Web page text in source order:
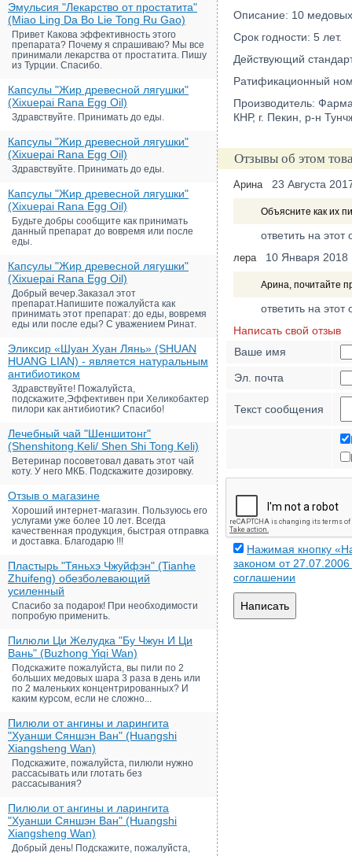
Эмульсия "Лекарство от простатита"
(Miao Ling Da Bo Lie Tong Ru Gao)
Привет Какова эффективность этого
препарата? Почему я спрашиваю? Мы все
принимали лекарства от простатита. Пишу
из Турции. Спасибо.
Капсулы "Жир древесной лягушки"
(Xixuepai Rana Egg Oil)
Здравствуйте. Принимать до еды.
Капсулы "Жир древесной лягушки"
(Xixuepai Rana Egg Oil)
Здравствуйте. Принимать до еды.
Капсулы "Жир древесной лягушки"
(Xixuepai Rana Egg Oil)
Будьте добры сообщите как принимать
данный препарат до вовремя или после
еды.
Капсулы "Жир древесной лягушки"
(Xixuepai Rana Egg Oil)
Добрый вечер.Заказал этот
препарат.Напишите пожалуйста как
принимать этот препарат: до еды, вовремя
еды или после еды? С уважением Ринат.
Эликсир «Шуан Хуан Лянь» (SHUAN
HUANG LIAN) - является натуральным
антибиотиком
Здравствуйте! Пожалуйста,
подскажите,Эффективен при Хеликобактер
пилори как антибиотик? Спасибо!
Лечебный чай "Шеншитонг"
(Shenshitong Keli/ Shen Shi Tong Keli)
Ветеринар посоветовал давать этот чай
коту. У него МКБ. Подскажите дозировку.
Отзыв о магазине
Хороший интернет-магазин. Пользуюсь его
услугами уже более 10 лет. Всегда
качественная продукция, быстрая отправка
и доставка. Благодарю !!!
Пластырь "Тяньхэ Чжуйфэн" (Tianhe
Zhuifeng) обезболевающий
усиленный
Спасибо за подарок! При необходимости
попробую применить.
Пилюли Ци Желудка "Бу Чжун И Ци
Вань" (Buzhong Yiqi Wan)
Подскажите пожалуйста, вы пили по 2
больших медовых шара 3 раза в день или
по 2 маленьких концентрированных? И
каким курсом, если не сложно...
Пилюли от ангины и ларингита
"Хуанши Сяншэн Ван" (Huangshi
Xiangsheng Wan)
Подскажите, пожалуйста, пилюли нужно
рассасывать или глотать без
рассасывания?
Пилюли от ангины и ларингита
"Хуанши Сяншэн Ван" (Huangshi
Xiangsheng Wan)
Добрый день! Подскажите, пожалуйста,
Описание: 10
Срок годности: 5 лет.
Действующий
Ратификационный
Производитель:
КНР, г. Пекин, р-н
Отзывы об этом
Арина 23 Августа
Объясните как их
ответить на этот
лера 10 Января 2018
Арина, почитайте
ответить на этот
Написать свой отзыв
Ваше имя
Эл. почта
Текст сообщения
Нажимая кнопку
законом от
соглашении
Написать